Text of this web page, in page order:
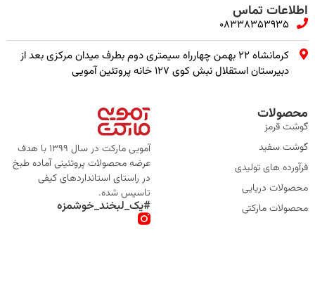
اطلاعات تماس
08338353935
کرمانشاه ۲۲ بهمن چهارراه سیمتری دوم بطرف میدان مرکزی بعد از
دبیرستان استقلال نبش کوی ۱۲۷ خانه پروتئین آمویی
محصولات
گوشت قرمز
گوشت سفید
فرآورده های تولیدی
محصولات دریایی
محصولات مارکتی
آمویی مارکت در سال 1399 با هدف
عرضه محصولات پروتئینی آماده طبخ
در راستای استانداردهای کیفی
تاسیس شده.
#یک_لبخند_خوشمزه